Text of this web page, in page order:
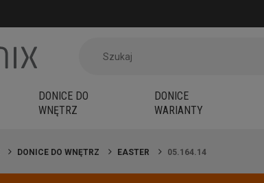
DONICE DO
WNĘTRZ
DONICE
WARIANTY
DONICE DO WNĘTRZ EASTER 05.164.14